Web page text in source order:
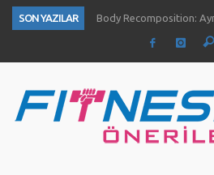
SON YAZILAR
Aç Karnına Egzersiz
Temiz Büyüme (Clean
1 Ayda Ne Kadar Kas
Göğüs Gelişimi İçin 4